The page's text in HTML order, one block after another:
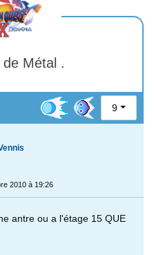
Métal .
9
2010 à 19:26
antre ou a l'étage 15 QUE